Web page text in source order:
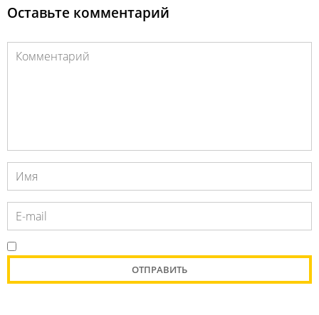
Оставьте комментарий